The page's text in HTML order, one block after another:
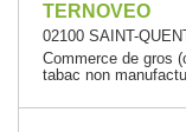
TERNOVEO
02100 SAINT-
Commerce de gros
tabac non